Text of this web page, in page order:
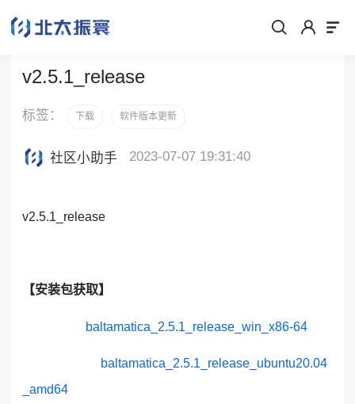
v2.5.1_release
标签： 下载 软件版本更新
社区小助手 2023-07-07 19:31:40
v2.5.1_release
【安装包获取】
baltamatica_2.5.1_release_win_x86-64
baltamatica_2.5.1_release_ubuntu20.04
_amd64